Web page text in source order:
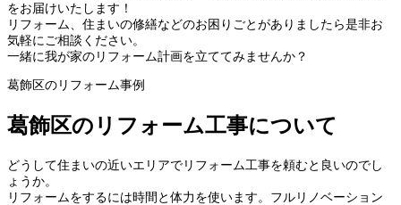
をお届けいたします！
リフォーム、住まいの修繕などのお困りごとがありましたら是非お
気軽にご相談ください。
一緒に我が家のリフォーム計画を立ててみませんか？
葛飾区のリフォーム事例
葛飾区のリフォーム工事について
どうして住まいの近いエリアでリフォーム工事を頼むと良いのでし
ょうか。
リフォームをするには時間と体力を使います。フルリノベーション